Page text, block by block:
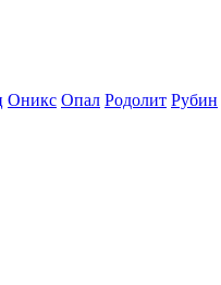
Оникс Опал Родолит Рубин